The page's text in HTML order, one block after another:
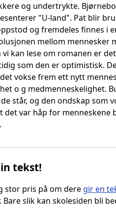
og undertrykte.
"U-land". Pat blir
og fremdeles finnes i
mellom mennesker
kan lese om romanen er
som den er optimistisk.
vokse frem ett nytt
o g medmenneskelighet.
står, og den ondskap som
det var håp for menneskene
tekst!
stor pris på om dere gir en
Bare slik kan skolesiden bli